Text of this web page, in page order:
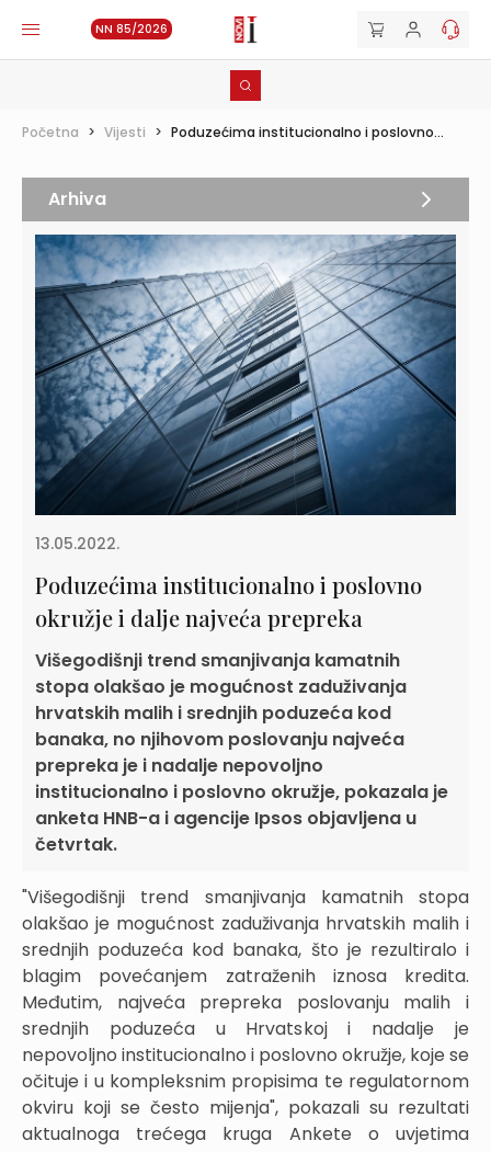
NN 85/2026
Početna > Vijesti > Poduzećima institucionalno i poslovno...
13.05.2022.
Poduzećima institucionalno i poslovno
okružje i dalje najveća prepreka
Višegodišnji trend smanjivanja kamatnih
stopa olakšao je mogućnost zaduživanja
hrvatskih malih i srednjih poduzeća kod
banaka, no njihovom poslovanju najveća
prepreka je i nadalje nepovoljno
institucionalno i poslovno okružje, pokazala je
anketa HNB-a i agencije Ipsos objavljena u
četvrtak.
"Višegodišnji trend smanjivanja kamatnih stopa
olakšao je mogućnost zaduživanja hrvatskih malih i
srednjih poduzeća kod banaka, što je rezultiralo i
blagim povećanjem zatraženih iznosa kredita.
Međutim, najveća prepreka poslovanju malih i
srednjih poduzeća u Hrvatskoj i nadalje je
nepovoljno institucionalno i poslovno okružje, koje se
očituje i u kompleksnim propisima te regulatornom
okviru koji se često mijenja", pokazali su rezultati
aktualnoga trećega kruga Ankete o uvjetima
Arhiva